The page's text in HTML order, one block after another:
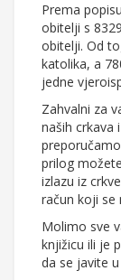
Prema
obitelji s
obitelji. Od
katolika, a
jedne
Zahvalni za
naših crkava
prilog
izlazu iz
račun koji se
Molimo sve
knjižicu ili je
da se javite